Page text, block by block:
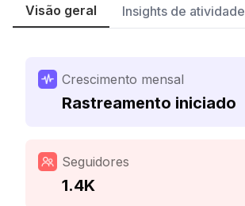
Visão geral Insights de atividade
Crescimento mensal
Rastreamento iniciado
Seguidores
1.4K